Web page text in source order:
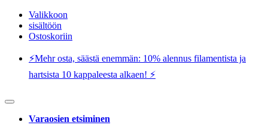
Valikkoon
sisältöön
Ostoskoriin
⚡️Mehr osta, säästä enemmän: 10% alennus filamentista ja
hartsista 10 kappaleesta alkaen! ⚡️
Varaosien etsiminen